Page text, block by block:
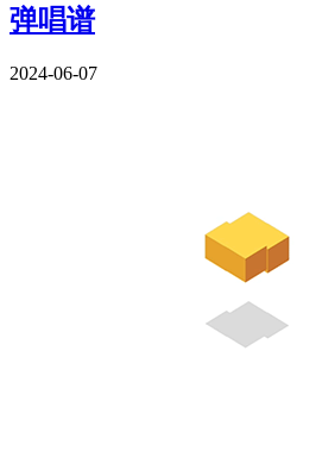
弹唱谱
2024-06-07